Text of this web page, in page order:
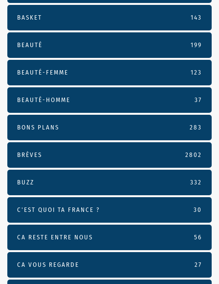
BASKET 143
BEAUTÉ 199
BEAUTÉ-FEMME 123
BEAUTÉ-HOMME 37
BONS PLANS 283
BRÈVES 2802
BUZZ 332
C'EST QUOI TA FRANCE ? 30
CA RESTE ENTRE NOUS 56
CA VOUS REGARDE 27